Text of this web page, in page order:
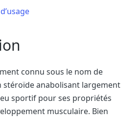
connu sous le nom de
stéroïde anabolisant largement
sportif pour ses propriétés
musculaire. Bien